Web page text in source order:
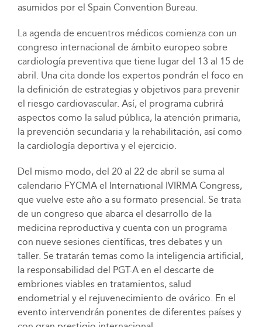
asumidos por el Spain Convention Bureau.
La agenda de encuentros médicos comienza con un
congreso internacional de ámbito europeo sobre
cardiología preventiva que tiene lugar del 13 al 15 de
abril. Una cita donde los expertos pondrán el foco en
la definición de estrategias y objetivos para prevenir
el riesgo cardiovascular. Así, el programa cubrirá
aspectos como la salud pública, la atención primaria,
la prevención secundaria y la rehabilitación, así como
la cardiología deportiva y el ejercicio.
Del mismo modo, del 20 al 22 de abril se suma al
calendario FYCMA el International IVIRMA Congress,
que vuelve este año a su formato presencial. Se trata
de un congreso que abarca el desarrollo de la
medicina reproductiva y cuenta con un programa
con nueve sesiones científicas, tres debates y un
taller. Se tratarán temas como la inteligencia artificial,
la responsabilidad del PGT-A en el descarte de
embriones viables en tratamientos, salud
endometrial y el rejuvenecimiento de ovárico. En el
evento intervendrán ponentes de diferentes países y